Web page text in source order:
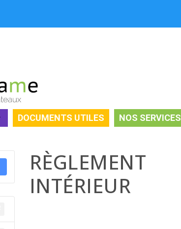
DOCUMENTS UTILES NOS SERVICES
RÈGLEMENT
INTÉRIEUR